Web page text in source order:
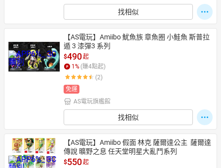
找相似
【AS電玩】Amiibo 魷魚族 章魚圈 小鮭魚 斯普拉
遁 3 漆彈3 系列
$490起
1 % (賺4點起)
(2)
免運
AS電玩旗艦館
找相似
【AS電玩】Amiibo 假面 林克 薩爾達公主  薩爾達
傳說 曠野之息 任天堂明星大亂鬥系列
$550起